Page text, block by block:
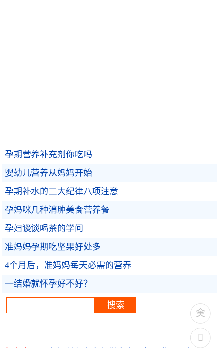
孕期营养补充剂你吃吗
婴幼儿营养从妈妈开始
孕期补水的三大纪律八项注意
孕妈咪几种消肿美食营养餐
孕妇谈谈喝茶的学问
准妈妈孕期吃坚果好处多
4个月后，准妈妈每天必需的营养
一结婚就怀孕好不好？